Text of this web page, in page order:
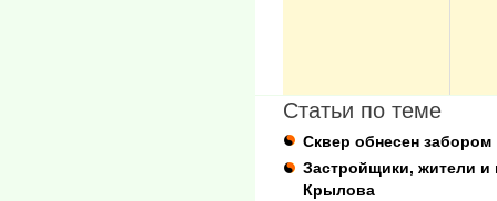
Статьи по теме
Сквер обнесен забором
Застройщики, жители и
Крылова